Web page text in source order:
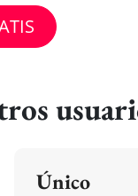
Único